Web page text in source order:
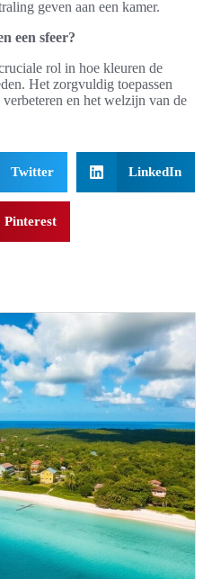
geven aan een kamer.
een sfeer?
rol in hoe kleuren de
Het zorgvuldig toepassen
en het welzijn van de
Twitter LinkedIn
Pinterest